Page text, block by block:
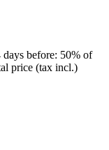
days before: 50% of
price (tax incl.)